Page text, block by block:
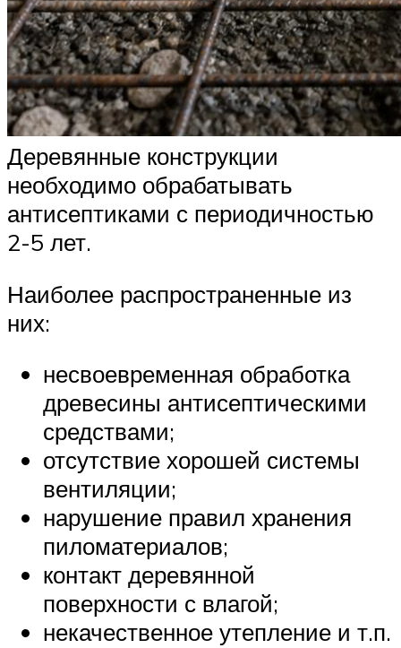
Деревянные конструкции
необходимо обрабатывать
антисептиками с периодичностью
2-5 лет.
Наиболее распространенные из
них:
несвоевременная обработка
древесины антисептическими
средствами;
отсутствие хорошей системы
вентиляции;
нарушение правил хранения
пиломатериалов;
контакт деревянной
поверхности с влагой;
некачественное утепление и т.п.